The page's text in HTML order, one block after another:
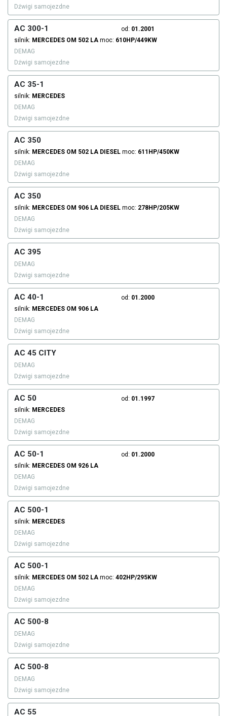
Dźwigi samojezdne
AC 300-1 od: 01.2001
silnik: MERCEDES OM 502 LA moc: 610HP/449KW
DEMAG
Dźwigi samojezdne
AC 35-1
silnik: MERCEDES
DEMAG
Dźwigi samojezdne
AC 350
silnik: MERCEDES OM 502 LA DIESEL moc: 611HP/450KW
DEMAG
Dźwigi samojezdne
AC 350
silnik: MERCEDES OM 906 LA DIESEL moc: 278HP/205KW
DEMAG
Dźwigi samojezdne
AC 395
DEMAG
Dźwigi samojezdne
AC 40-1 od: 01.2000
silnik: MERCEDES OM 906 LA
DEMAG
Dźwigi samojezdne
AC 45 CITY
DEMAG
Dźwigi samojezdne
AC 50 od: 01.1997
silnik: MERCEDES
DEMAG
Dźwigi samojezdne
AC 50-1 od: 01.2000
silnik: MERCEDES OM 926 LA
DEMAG
Dźwigi samojezdne
AC 500-1
silnik: MERCEDES
DEMAG
Dźwigi samojezdne
AC 500-1
silnik: MERCEDES OM 502 LA moc: 402HP/295KW
DEMAG
Dźwigi samojezdne
AC 500-8
DEMAG
Dźwigi samojezdne
AC 500-8
DEMAG
Dźwigi samojezdne
AC 55